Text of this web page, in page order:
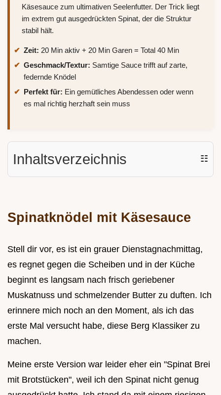
Käsesauce zum ultimativen Seelenfutter. Der Trick liegt
im extrem gut ausgedrückten Spinat, der die Struktur
stabil hält.
Zeit: 20 Min aktiv + 20 Min Garen = Total 40 Min
Geschmack/Textur: Samtige Sauce trifft auf zarte,
federnde Knödel
Perfekt für: Ein gemütliches Abendessen oder wenn
es mal richtig herzhaft sein muss
Inhaltsverzeichnis ☷
Spinatknödel mit Käsesauce
Stell dir vor, es ist ein grauer Dienstagnachmittag,
es regnet gegen die Scheiben und in der Küche
beginnt es langsam nach frisch geriebener
Muskatnuss und schmelzender Butter zu duften. Ich
erinnere mich noch an den Moment, als ich das
erste Mal versucht habe, diese Berg Klassiker zu
machen.
Meine erste Version war leider eher ein "Spinat Brei
mit Brotstücken", weil ich den Spinat nicht genug